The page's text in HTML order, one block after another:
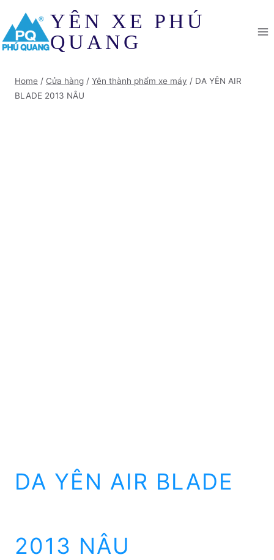
content
YÊN XE PHÚ
QUANG
Home / Cửa hàng / Yên thành phẩm xe máy / DA YÊN AIR
BLADE 2013 NÂU
DA YÊN AIR BLADE
2013 NÂU